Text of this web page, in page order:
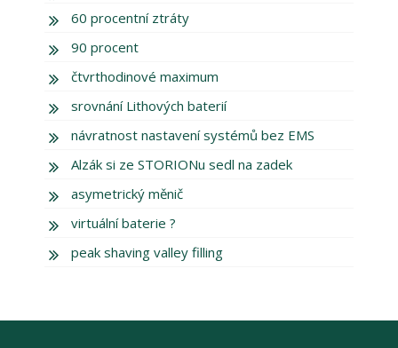
60 procentní ztráty
90 procent
čtvrthodinové maximum
srovnání Lithových baterií
návratnost nastavení systémů bez EMS
Alzák si ze STORIONu sedl na zadek
asymetrický měnič
virtuální baterie ?
peak shaving valley filling